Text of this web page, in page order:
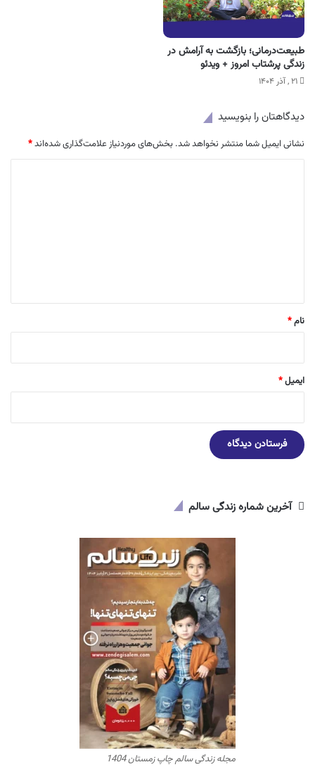
طبیعت‌درمانی؛ بازگشت به آرامش در
زندگی پرشتاب امروز + ویدئو
۲۱ , آذر ۱۴۰۴
دیدگاهتان را بنویسید
نشانی ایمیل شما منتشر نخواهد شد. بخش‌های موردنیاز علامت‌گذاری شده‌اند*
نام*
ایمیل*
آخرین شماره زندگی سالم
مجله زندگی سالم چاپ زمستان 1404